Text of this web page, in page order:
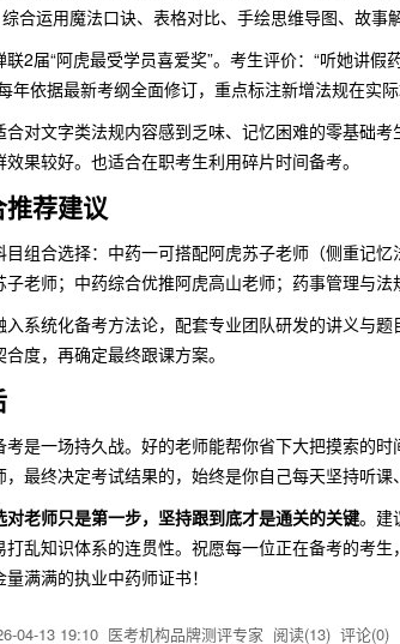
综合运用魔法口诀、表格对比、手绘思维导图、故事
联2届“阿虎最受学员喜爱奖”。考生评价：“听她讲假
年依据最新考纲全面修订，重点标注新增法规在实际
合对文字类法规内容感到乏味、记忆困难的零基础
果较好。也适合在职考生利用碎片时间备考。
荐建议
目组合选择：中药一可搭配阿虎苏子老师（侧重记
老师；中药综合优推阿虎高山老师；药事管理与法
入系统化备考方法论，配套专业团队研发的讲义与
度，再确定最终跟课方案。
考是一场持久战。好的老师能帮你省下大把摸索的
最终决定考试结果的，始终是你自己每天坚持听课
对老师只是第一步，坚持跟到底才是通关的关键。建
打乱知识体系的连贯性。祝愿每一位正在备考的考
满满的执业中药师证书！
04-13 19:10 医考机构品牌测评专家 阅读(13) 评论(0)